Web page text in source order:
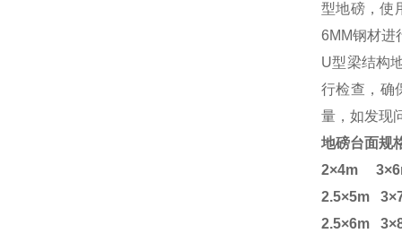
型地磅，使
6MM钢材进
U型梁结构
行检查，确
量，如发现
地磅台面规
2×4m
2.5×5m
2.5×6m